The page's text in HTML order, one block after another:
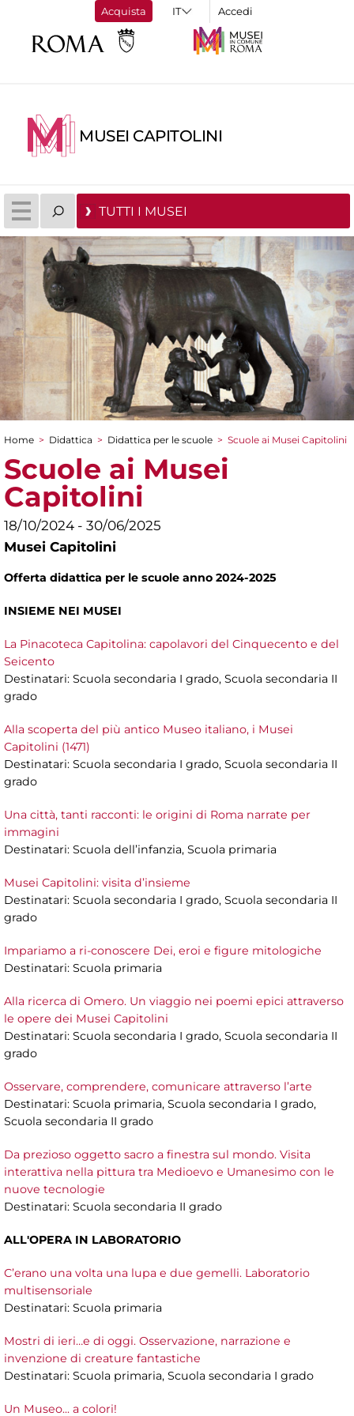
Acquista Accedi
MUSEI CAPITOLINI
TUTTI I MUSEI
Tu sei qui
Home > Didattica > Didattica per le scuole > Scuole ai Musei Capitolini
Scuole ai Musei
Capitolini
18/10/2024 - 30/06/2025
Musei Capitolini
Offerta didattica per le scuole anno 2024-2025
INSIEME NEI MUSEI
La Pinacoteca Capitolina: capolavori del Cinquecento e del
Seicento
Destinatari: Scuola secondaria I grado, Scuola secondaria II
grado
Alla scoperta del più antico Museo italiano, i Musei
Capitolini (1471)
Destinatari: Scuola secondaria I grado, Scuola secondaria II
grado
Una città, tanti racconti: le origini di Roma narrate per
immagini
Destinatari: Scuola dell’infanzia, Scuola primaria
Musei Capitolini: visita d’insieme
Destinatari: Scuola secondaria I grado, Scuola secondaria II
grado
Impariamo a ri-conoscere Dei, eroi e figure mitologiche
Destinatari: Scuola primaria
Alla ricerca di Omero. Un viaggio nei poemi epici attraverso
le opere dei Musei Capitolini
Destinatari: Scuola secondaria I grado, Scuola secondaria II
grado
Osservare, comprendere, comunicare attraverso l’arte
Destinatari: Scuola primaria, Scuola secondaria I grado,
Scuola secondaria II grado
Da prezioso oggetto sacro a finestra sul mondo. Visita
interattiva nella pittura tra Medioevo e Umanesimo con le
nuove tecnologie
Destinatari: Scuola secondaria II grado
ALL'OPERA IN LABORATORIO
C’erano una volta una lupa e due gemelli. Laboratorio
multisensoriale
Destinatari: Scuola primaria
Mostri di ieri…e di oggi. Osservazione, narrazione e
invenzione di creature fantastiche
Destinatari: Scuola primaria, Scuola secondaria I grado
Un Museo... a colori!